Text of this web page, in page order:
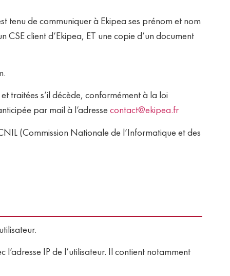
tenu de communiquer à Ekipea ses prénom et nom
client d’Ekipea, ET une copie d’un document
traitées s’il décède, conformément à la loi
par mail à l’adressecontact@ekipea.fr
(Commission Nationale de l’Informatique et des
IP de l’utilisateur. Il contient notamment